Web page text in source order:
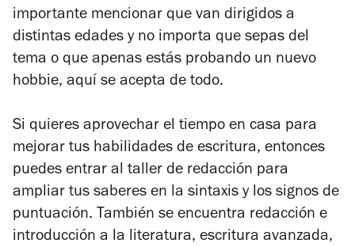
importante mencionar que van dirigidos a
distintas edades y no importa que sepas del
tema o que apenas estás probando un nuevo
hobbie, aquí se acepta de todo.
Si quieres aprovechar el tiempo en casa para
mejorar tus habilidades de escritura, entonces
puedes entrar al taller de redacción para
ampliar tus saberes en la sintaxis y los signos de
puntuación. También se encuentra redacción e
introducción a la literatura, escritura avanzada,